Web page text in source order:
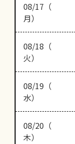
08/17（
月）
08/18（
火）
08/19（
水）
08/20（
木）